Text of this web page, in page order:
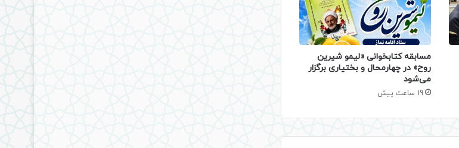
مسابقه کتابخوانی «لیمو شیرین
روح» در چهارمحال و بختیاری برگزار
می‌شود
19 ساعت پیش